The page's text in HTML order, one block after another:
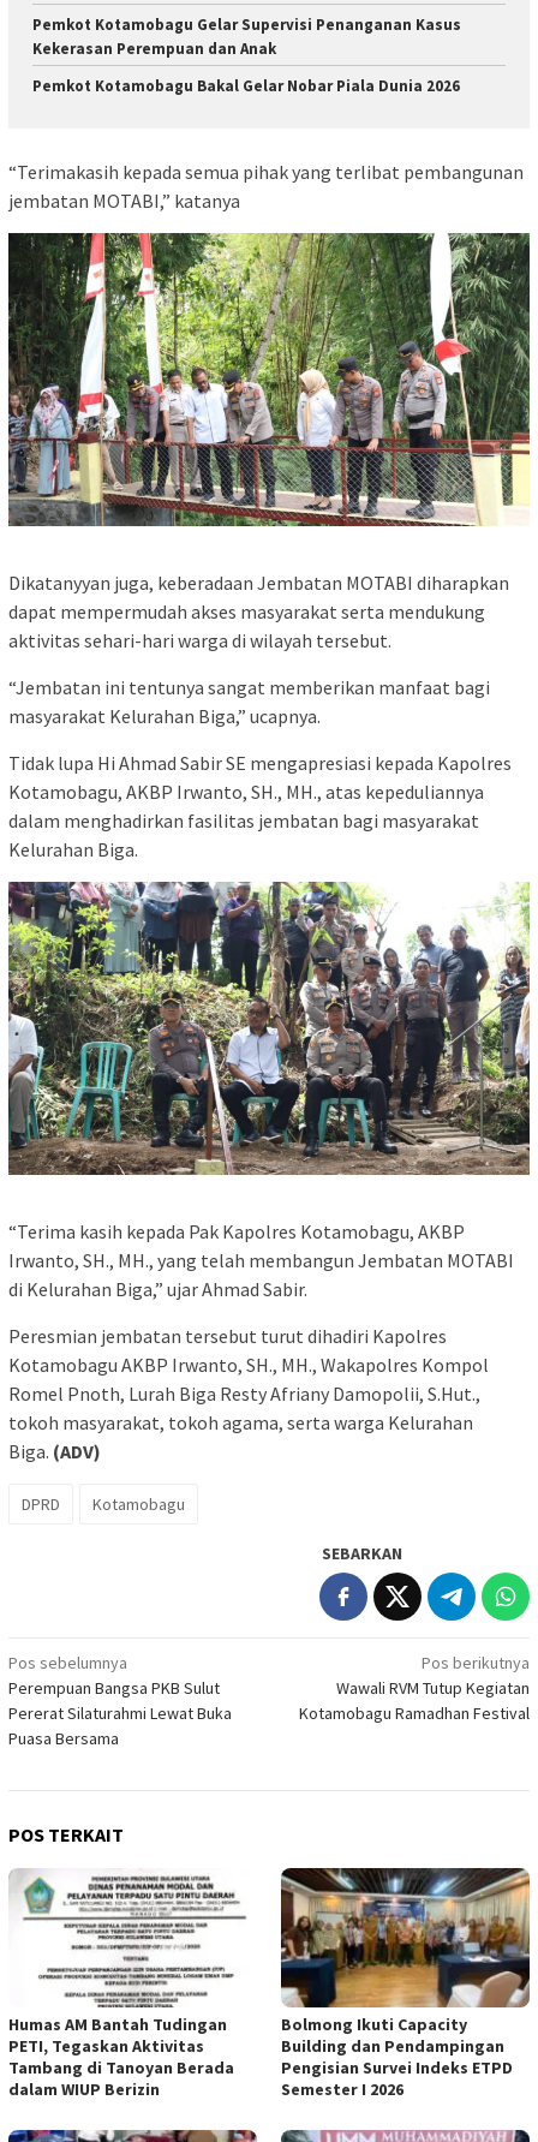
Pemkot Kotamobagu Gelar Supervisi Penanganan Kasus
Kekerasan Perempuan dan Anak
Pemkot Kotamobagu Bakal Gelar Nobar Piala Dunia 2026
“Terimakasih kepada semua pihak yang terlibat pembangunan
jembatan MOTABI,” katanya
Dikatanyyan juga, keberadaan Jembatan MOTABI diharapkan
dapat mempermudah akses masyarakat serta mendukung
aktivitas sehari-hari warga di wilayah tersebut.
“Jembatan ini tentunya sangat memberikan manfaat bagi
masyarakat Kelurahan Biga,” ucapnya.
Tidak lupa Hi Ahmad Sabir SE mengapresiasi kepada Kapolres
Kotamobagu, AKBP Irwanto, SH., MH., atas kepeduliannya
dalam menghadirkan fasilitas jembatan bagi masyarakat
Kelurahan Biga.
“Terima kasih kepada Pak Kapolres Kotamobagu, AKBP
Irwanto, SH., MH., yang telah membangun Jembatan MOTABI
di Kelurahan Biga,” ujar Ahmad Sabir.
Peresmian jembatan tersebut turut dihadiri Kapolres
Kotamobagu AKBP Irwanto, SH., MH., Wakapolres Kompol
Romel Pnoth, Lurah Biga Resty Afriany Damopolii, S.Hut.,
tokoh masyarakat, tokoh agama, serta warga Kelurahan
Biga. (ADV)
DPRD Kotamobagu
SEBARKAN
Navigasi
pos
Pos sebelumnya
Perempuan Bangsa PKB Sulut
Pererat Silaturahmi Lewat Buka
Puasa Bersama
Pos berikutnya
Wawali RVM Tutup Kegiatan
Kotamobagu Ramadhan Festival
POS TERKAIT
Humas AM Bantah Tudingan
PETI, Tegaskan Aktivitas
Tambang di Tanoyan Berada
dalam WIUP Berizin
Bolmong Ikuti Capacity
Building dan Pendampingan
Pengisian Survei Indeks ETPD
Semester I 2026